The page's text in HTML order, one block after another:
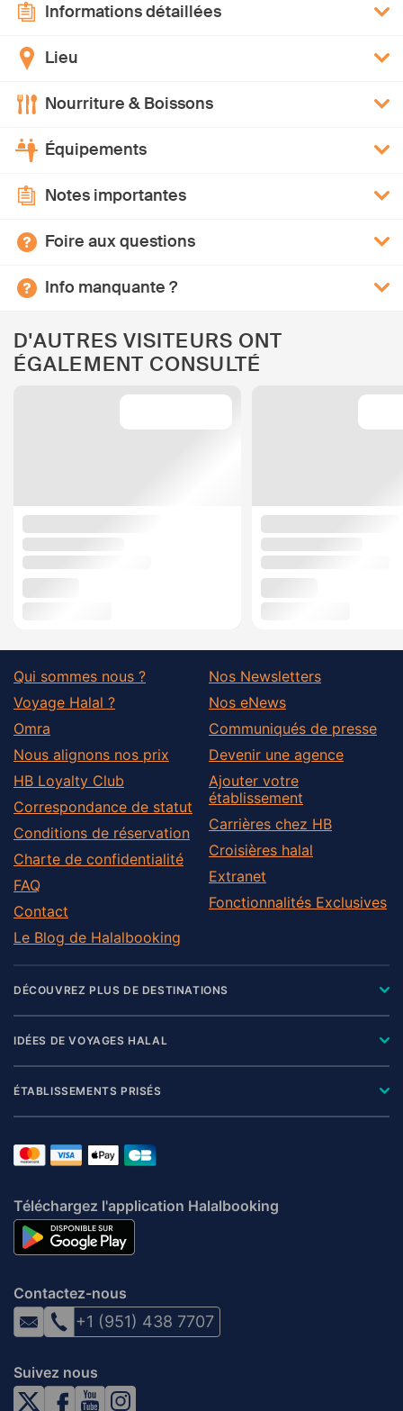
Informations détaillées
Lieu
Nourriture & Boissons
Équipements
Notes importantes
Foire aux questions
Info manquante ?
D'AUTRES VISITEURS ONT
ÉGALEMENT CONSULTÉ
Qui sommes nous ?
Voyage Halal ?
Omra
Nous alignons nos prix
HB Loyalty Club
Correspondance de statut
Conditions de réservation
Charte de confidentialité
FAQ
Contact
Le Blog de Halalbooking
Nos Newsletters
Nos eNews
Communiqués de presse
Devenir une agence
Ajouter votre
établissement
Carrières chez HB
Croisières halal
Extranet
Fonctionnalités Exclusives
DÉCOUVREZ PLUS DE DESTINATIONS
IDÉES DE VOYAGES HALAL
ÉTABLISSEMENTS PRISÉS
Téléchargez l'application Halalbooking
Contactez-nous
+1 (951) 438 7707
Suivez nous